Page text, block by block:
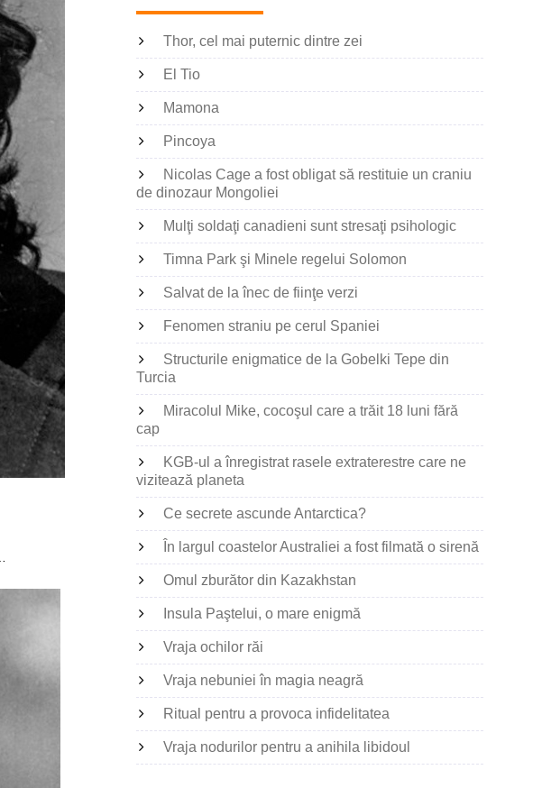
Thor, cel mai puternic dintre zei
El Tio
Mamona
Pincoya
Nicolas Cage a fost obligat să restituie un craniu
de dinozaur Mongoliei
Mulţi soldaţi canadieni sunt stresaţi psihologic
Timna Park şi Minele regelui Solomon
Salvat de la înec de fiinţe verzi
Fenomen straniu pe cerul Spaniei
Structurile enigmatice de la Gobelki Tepe din
Turcia
Miracolul Mike, cocoşul care a trăit 18 luni fără
cap
KGB-ul a înregistrat rasele extraterestre care ne
vizitează planeta
Ce secrete ascunde Antarctica?
În largul coastelor Australiei a fost filmată o sirenă
Omul zburător din Kazakhstan
Insula Paştelui, o mare enigmă
Vraja ochilor răi
Vraja nebuniei în magia neagră
Ritual pentru a provoca infidelitatea
Vraja nodurilor pentru a anihila libidoul